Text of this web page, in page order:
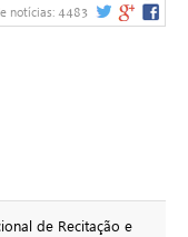
notícias:4483
de Recitação e